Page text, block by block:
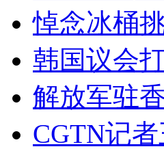
悼念冰桶
韩国议会
解放军驻
CGTN记